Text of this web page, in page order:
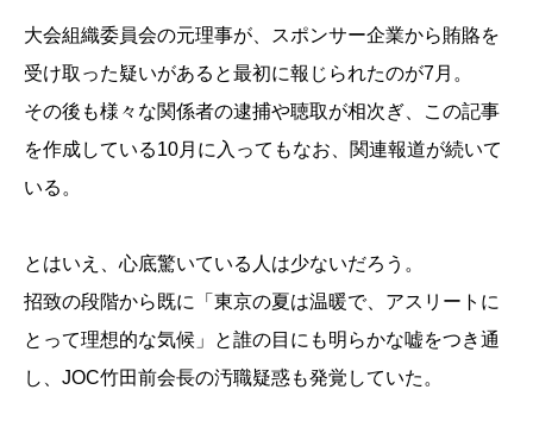
大会組織委員会の元理事が、スポンサー企業から賄賂を
受け取った疑いがあると最初に報じられたのが7月。
その後も様々な関係者の逮捕や聴取が相次ぎ、この記事
を作成している10月に入ってもなお、関連報道が続いて
いる。
とはいえ、心底驚いている人は少ないだろう。
招致の段階から既に「東京の夏は温暖で、アスリートに
とって理想的な気候」と誰の目にも明らかな嘘をつき通
し、JOC竹田前会長の汚職疑惑も発覚していた。